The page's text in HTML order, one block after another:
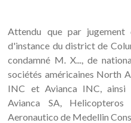
Attendu que par
d'instance du district de
condamné M. X..., de
sociétés américaines North
INC et Avianca INC, ainsi
Avianca SA,
Aeronautico de Medellin